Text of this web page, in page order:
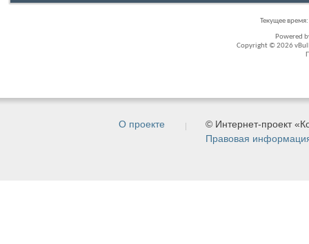
Текущее время:
Powered
Copyright © 2026
О проекте
© Интернет-проект
Правовая